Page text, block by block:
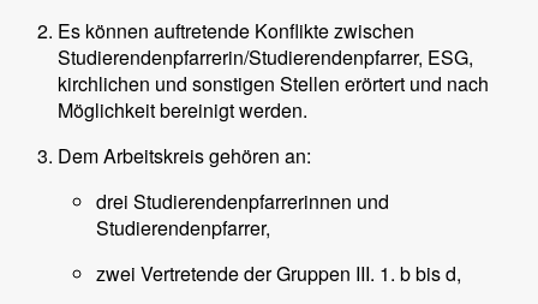
Es können auftretende Konflikte zwischen
Studierendenpfarrerin/Studierendenpfarrer, ESG,
kirchlichen und sonstigen Stellen erörtert und nach
Möglichkeit bereinigt werden.
Dem Arbeitskreis gehören an:
drei Studierendenpfarrerinnen und
Studierendenpfarrer,
zwei Vertretende der Gruppen III. 1. b bis d,